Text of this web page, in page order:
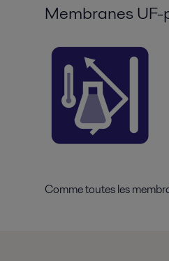
Membranes
Comme toutes les